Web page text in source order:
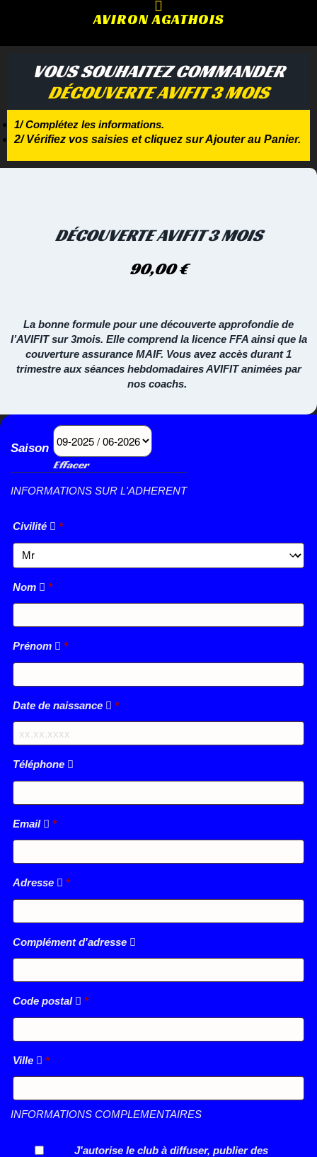
AVIRON AGATHOIS
VOUS SOUHAITEZ COMMANDER
DÉCOUVERTE AVIFIT 3 MOIS
1/ Complétez les informations.
2/ Vérifiez vos saisies et cliquez sur Ajouter au Panier.
DÉCOUVERTE AVIFIT 3 MOIS
90,00€
La bonne formule pour une découverte approfondie de
l’AVIFIT sur 3mois. Elle comprend la licence FFA ainsi que la
couverture assurance MAIF. Vous avez accès durant 1
trimestre aux séances hebdomadaires AVIFIT animées par
nos coachs.
Saison
Effacer
INFORMATIONS SUR L'ADHERENT
Civilité *
Nom *
Prénom *
Date de naissance *
Téléphone
Email *
Adresse *
Complément d'adresse
Code postal *
Ville *
INFORMATIONS COMPLEMENTAIRES
J'autorise le club à diffuser, publier des